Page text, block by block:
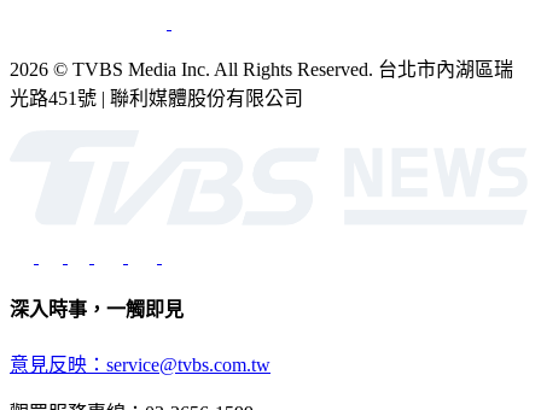
2026 © TVBS Media Inc. All Rights Reserved. 台北市內湖區瑞
光路451號 | 聯利媒體股份有限公司
深入時事，一觸即見
意見反映：service@tvbs.com.tw